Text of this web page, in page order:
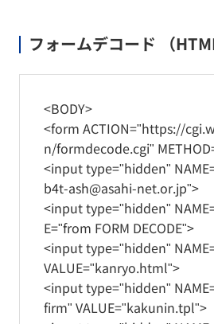
フォームデコード （
<BODY>
<form ACTION="https://
n/formdecode.cgi"
<input type="hidden"
b4t-ash@asahi-net.or.jp">
<input type="hidden"
E="from FORM DECODE">
<input type="hidden"
VALUE="kanryo.html">
<input type="hidden"
firm" VALUE="kakunin.tpl">